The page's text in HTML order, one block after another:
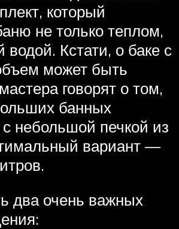
который
не только теплом,
водой. Кстати, о баке с
может быть
говорят о том,
банных
небольшой печкой из
вариант —
два очень важных